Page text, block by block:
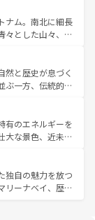
ティ豊かな料理
コンテンツ一覧を参
を楽しむことが
ストリートフード
。夜には、韓国な
を心ゆくまで味
国情報はコンテンツ一
ナム。南北に細長
々とした山々、世
古い町並みやホ
、独特の雰囲気を
かさとおいしさで
ヒーなどは、ぜ
もあたたかい人々
れられない旅にな
然と歴史が息づく
ぶ一方、伝統的な
イなどの山岳地
トやクラビの美し
できる。タイ料理
も異なる楽しみ
、仏教を中心とし
る旅人を魅了し続
有のエネルギーを
大な景色、近未来
ポットが密集し
魅力。息をのむよ
存分に楽しみ尽く
独自の魅力を放つ
リーナベイ、歴史